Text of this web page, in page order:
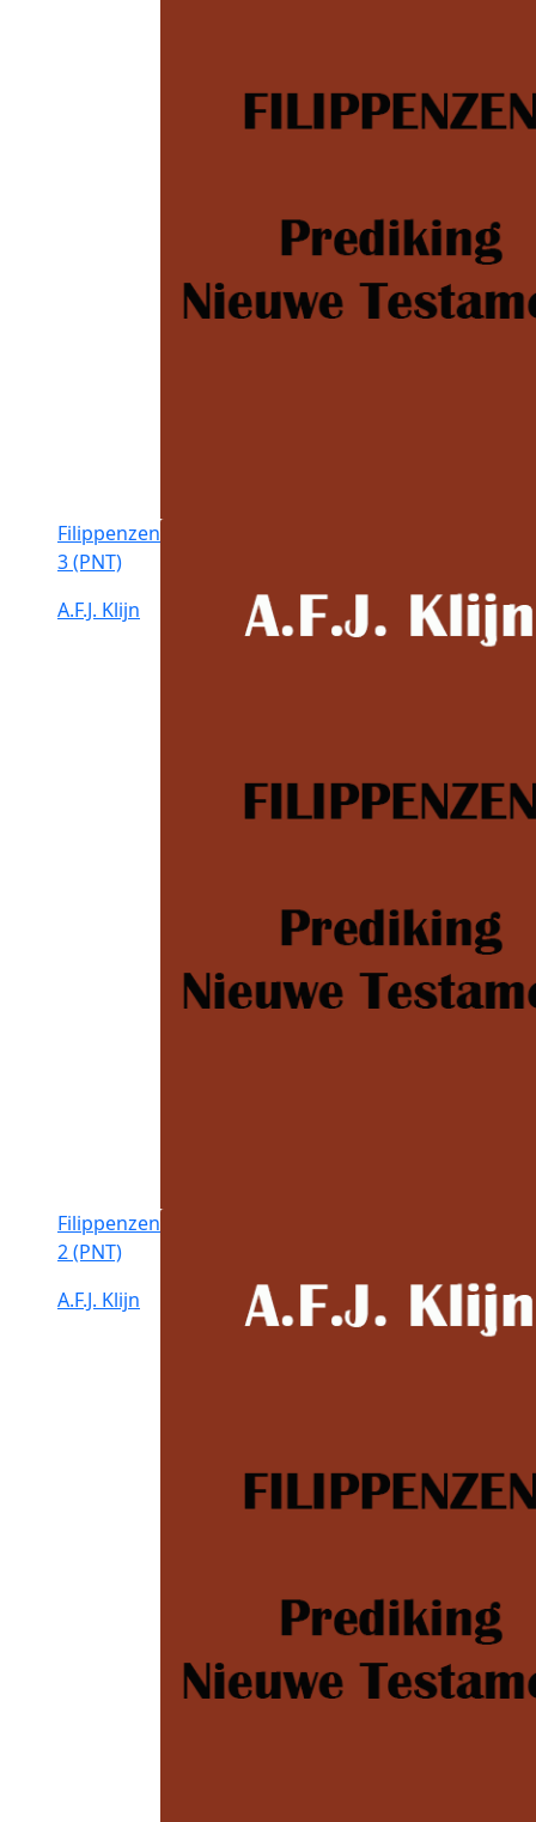
Filippenzen
3 (PNT)
A.F.J. Klijn
Filippenzen
2 (PNT)
A.F.J. Klijn